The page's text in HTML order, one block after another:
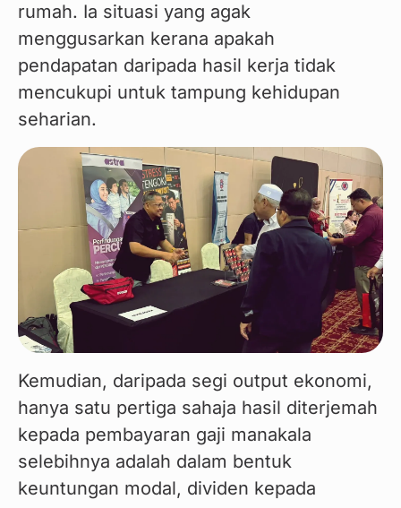
rumah. Ia situasi yang agak
menggusarkan kerana apakah
pendapatan daripada hasil kerja tidak
mencukupi untuk tampung kehidupan
seharian.
Kemudian, daripada segi output ekonomi,
hanya satu pertiga sahaja hasil diterjemah
kepada pembayaran gaji manakala
selebihnya adalah dalam bentuk
keuntungan modal, dividen kepada